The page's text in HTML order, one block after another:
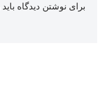
برای نوشتن دیدگاه باید